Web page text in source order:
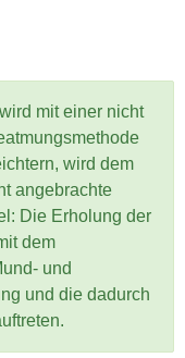
mit einer nicht
wird dem
angebrachte
Die Erholung der
dem
und
und die dadurch